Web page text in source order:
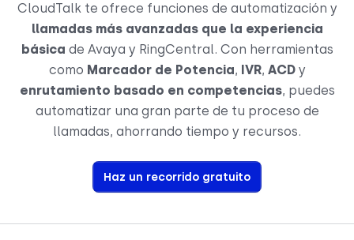
CloudTalk te ofrece funciones de automatización y
llamadas más avanzadas que la experiencia
básica de Avaya y RingCentral. Con herramientas
como Marcador de Potencia, IVR, ACDy
enrutamiento basado en competencias, puedes
automatizar una gran parte de tu proceso de
llamadas, ahorrando tiempo y recursos.
Haz un recorrido gratuito